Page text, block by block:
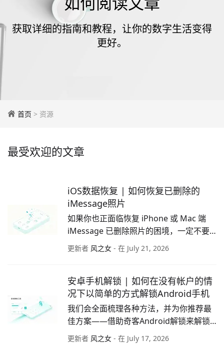
获取详细的指南和教程，让你的数字生活变得
更好。
首页 > 资源
最受欢迎的文章
iOS数据恢复 | 如何恢复已删除的
iMessage照片
如果你也正面临恢复 iPhone 或 Mac 端
iMessage 已删除照片的困境，一定不要
错过本文。我们将为你提供经过验证的有
效方案，以简易步骤协助你找回照片。
更新者 风之女 - 在 July 21, 2026
安卓手机解锁 | 如何在没有帐户的情
况下以简单的方式解锁Android手机
我们会全面梳理各种方法，并为你推荐最
佳方案——借助奇客Android解锁来解锁
手机。奇客Android解锁支持用户解锁各
种品牌的手机，包括摩托罗拉、华为、三
更新者 风之女 - 在 July 17, 2026